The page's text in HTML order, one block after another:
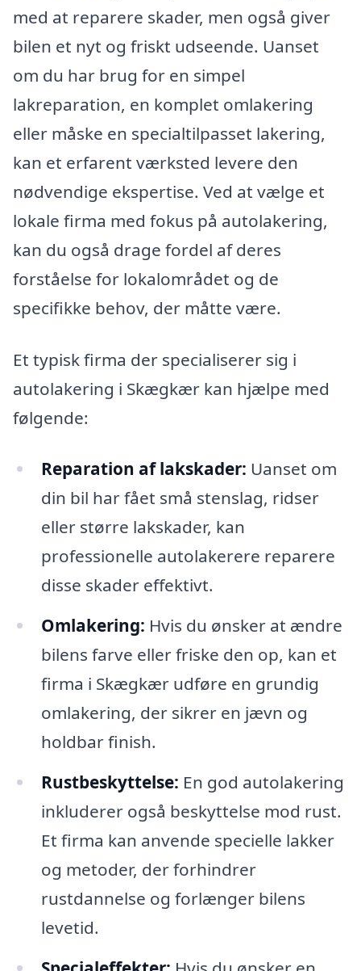
med at reparere skader, men også giver
bilen et nyt og friskt udseende. Uanset
om du har brug for en simpel
lakreparation, en komplet omlakering
eller måske en specialtilpasset lakering,
kan et erfarent værksted levere den
nødvendige ekspertise. Ved at vælge et
lokale firma med fokus på autolakering,
kan du også drage fordel af deres
forståelse for lokalområdet og de
specifikke behov, der måtte være.
Et typisk firma der specialiserer sig i
autolakering i Skægkær kan hjælpe med
følgende:
Reparation af lakskader: Uanset om
din bil har fået små stenslag, ridser
eller større lakskader, kan
professionelle autolakerere reparere
disse skader effektivt.
Omlakering: Hvis du ønsker at ændre
bilens farve eller friske den op, kan et
firma i Skægkær udføre en grundig
omlakering, der sikrer en jævn og
holdbar finish.
Rustbeskyttelse: En god autolakering
inkluderer også beskyttelse mod rust.
Et firma kan anvende specielle lakker
og metoder, der forhindrer
rustdannelse og forlænger bilens
levetid.